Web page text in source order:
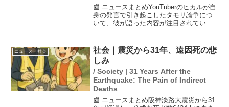
📰 ニュースまとめYouTuberのヒカルが自
身の発言で引き起こしたタモリ論争につ
いて、彼が語った内容が注目されていま
著名人が意見を述べました。3日のXでの
発言では、タ...
ニュース・社会
社会｜震災から31年、遠因死の悲
しみ
/ Society | 31 Years After the
Earthquake: The Pain of Indirect
Deaths
📰 ニュースまとめ阪神淡路大震災から31